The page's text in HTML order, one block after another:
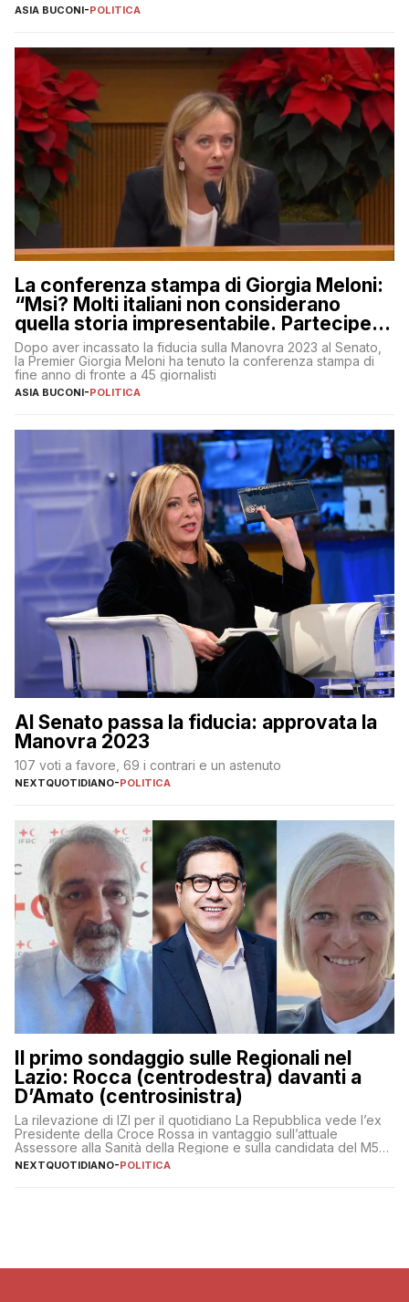
ASIA BUCONI-POLITICA
La conferenza stampa di Giorgia Meloni:
“Msi? Molti italiani non considerano
quella storia impresentabile. Parteciperò
al 25 aprile”
Dopo aver incassato la fiducia sulla Manovra 2023 al Senato,
la Premier Giorgia Meloni ha tenuto la conferenza stampa di
fine anno di fronte a 45 giornalisti
ASIA BUCONI-POLITICA
Al Senato passa la fiducia: approvata la
Manovra 2023
107 voti a favore, 69 i contrari e un astenuto
NEXTQUOTIDIANO-POLITICA
Il primo sondaggio sulle Regionali nel
Lazio: Rocca (centrodestra) davanti a
D’Amato (centrosinistra)
La rilevazione di IZI per il quotidiano La Repubblica vede l’ex
Presidente della Croce Rossa in vantaggio sull’attuale
Assessore alla Sanità della Regione e sulla candidata del M5S
Donatella Bianchi
NEXTQUOTIDIANO-POLITICA